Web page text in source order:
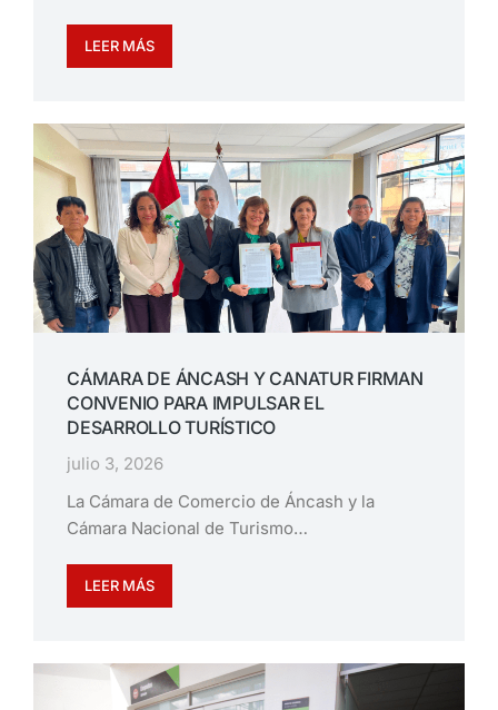
LEER MÁS
CÁMARA DE ÁNCASH Y CANATUR FIRMAN
CONVENIO PARA IMPULSAR EL
DESARROLLO TURÍSTICO
julio 3, 2026
La Cámara de Comercio de Áncash y la
Cámara Nacional de Turismo…
LEER MÁS